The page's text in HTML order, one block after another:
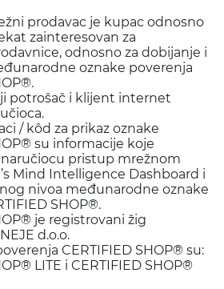
prodavac je kupac odnosno
zainteresovan za
odnosno za dobijanje i
oznake poverenja
potrošač i klijent internet
/ kôd za prikaz oznake
su informacije koje
pristup mrežnom
Mind Intelligence Dashboard i
nivoa međunarodne oznake
SHOP®.
je registrovani žig
d.o.o.
CERTIFIED SHOP® su:
LITE i CERTIFIED SHOP®